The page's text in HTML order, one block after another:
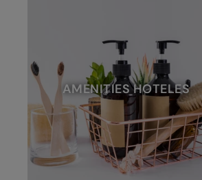
AMENITIES HOTELES